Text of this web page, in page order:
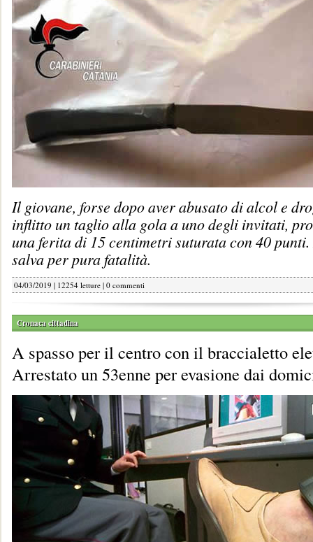
Il giovane, forse dopo aver abusato di alcol e
inflitto un taglio alla gola a uno degli invitati,
una ferita di 15 centimetri suturata con 40
salva per pura fatalità.
04/03/2019 | 12254 letture | 0 commenti
Cronaca cittadina
A spasso per il centro con il braccialetto
Arrestato un 53enne per evasione dai